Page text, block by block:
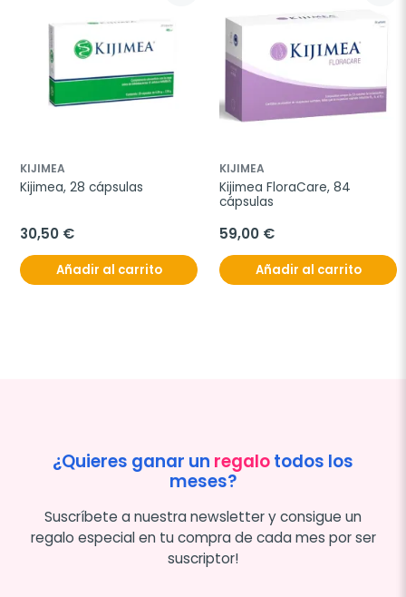
KIJIMEA
Kijimea, 28 cápsulas
30,50 €
Añadir al carrito
KIJIMEA
Kijimea FloraCare, 84
cápsulas
59,00 €
Añadir al carrito
¿Quieres ganar un regalotodos los
meses?
Suscríbete a nuestra newsletter y consigue un
regalo especial en tu compra de cada mes por ser
suscriptor!